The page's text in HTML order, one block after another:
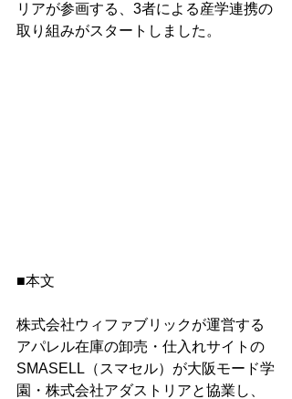
リアが参画する、3者による産学連携の
取り組みがスタートしました。
■本文
株式会社ウィファブリックが運営する
アパレル在庫の卸売・仕入れサイトの
SMASELL（スマセル）が大阪モード学
園・株式会社アダストリアと協業し、